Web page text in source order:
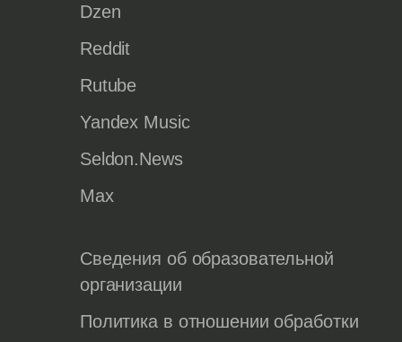
Dzen
Reddit
Rutube
Yandex Music
Seldon.News
Max
Сведения об образовательной
организации
Политика в отношении обработки